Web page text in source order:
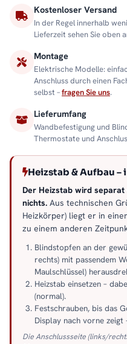
Kostenloser Versand
In der Regel innerhalb
Lieferzeit sehen Sie oben
Montage
Elektrische Modelle:
Anschluss durch einen
selbst –fragen Sie uns.
Lieferumfang
Wandbefestigung und
Thermostate und
Heizstab & Aufbau
Der Heizstab wird
nichts. Aus technischen
Heizkörper) liegt er in
zu einem anderen
Blindstopfen an der
rechts) mit passendem
Maulschlüssel)
Heizstab einsetzen –
(normal).
Festschrauben, bis das
Display nach vorne zeigt
Die Anschlussseite (links/